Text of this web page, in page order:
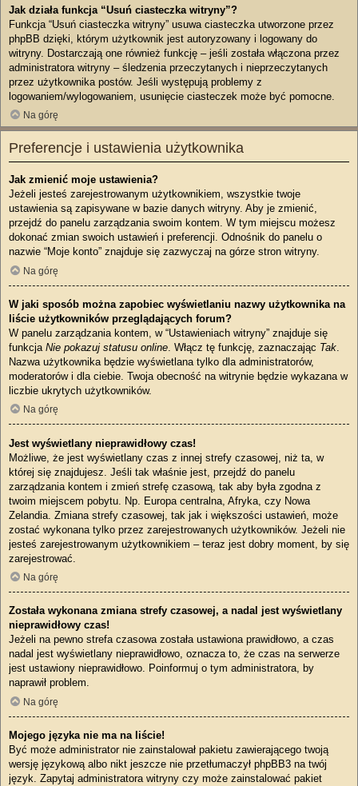
Jak działa funkcja “Usuń ciasteczka witryny”?
Funkcja “Usuń ciasteczka witryny” usuwa ciasteczka utworzone przez
phpBB dzięki, którym użytkownik jest autoryzowany i logowany do
witryny. Dostarczają one również funkcję – jeśli została włączona przez
administratora witryny – śledzenia przeczytanych i nieprzeczytanych
przez użytkownika postów. Jeśli występują problemy z
logowaniem/wylogowaniem, usunięcie ciasteczek może być pomocne.
Na górę
Preferencje i ustawienia użytkownika
Jak zmienić moje ustawienia?
Jeżeli jesteś zarejestrowanym użytkownikiem, wszystkie twoje
ustawienia są zapisywane w bazie danych witryny. Aby je zmienić,
przejdź do panelu zarządzania swoim kontem. W tym miejscu możesz
dokonać zmian swoich ustawień i preferencji. Odnośnik do panelu o
nazwie “Moje konto” znajduje się zazwyczaj na górze stron witryny.
Na górę
W jaki sposób można zapobiec wyświetlaniu nazwy użytkownika na
liście użytkowników przeglądających forum?
W panelu zarządzania kontem, w “Ustawieniach witryny” znajduje się
funkcja Nie pokazuj statusu online . Włącz tę funkcję, zaznaczając Tak
Nazwa użytkownika będzie wyświetlana tylko dla administratorów,
moderatorów i dla ciebie. Twoja obecność na witrynie będzie wykazana w
liczbie ukrytych użytkowników.
Na górę
Jest wyświetlany nieprawidłowy czas!
Możliwe, że jest wyświetlany czas z innej strefy czasowej, niż ta, w
której się znajdujesz. Jeśli tak właśnie jest, przejdź do panelu
zarządzania kontem i zmień strefę czasową, tak aby była zgodna z
twoim miejscem pobytu. Np. Europa centralna, Afryka, czy Nowa
Zelandia. Zmiana strefy czasowej, tak jak i większości ustawień, może
zostać wykonana tylko przez zarejestrowanych użytkowników. Jeżeli nie
jesteś zarejestrowanym użytkownikiem – teraz jest dobry moment, by się
zarejestrować.
Na górę
Została wykonana zmiana strefy czasowej, a nadal jest wyświetlany
nieprawidłowy czas!
Jeżeli na pewno strefa czasowa została ustawiona prawidłowo, a czas
nadal jest wyświetlany nieprawidłowo, oznacza to, że czas na serwerze
jest ustawiony nieprawidłowo. Poinformuj o tym administratora, by
naprawił problem.
Na górę
Mojego języka nie ma na liście!
Być może administrator nie zainstalował pakietu zawierającego twoją
wersję językową albo nikt jeszcze nie przetłumaczył phpBB3 na twój
język. Zapytaj administratora witryny czy może zainstalować pakiet